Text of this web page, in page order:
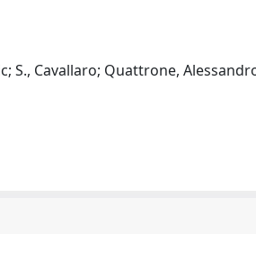
S., Cavallaro; Quattrone,